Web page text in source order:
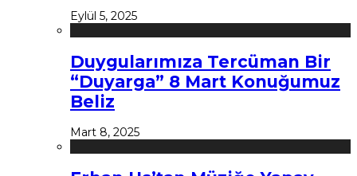
Eylül 5, 2025
Duygularımıza Tercüman Bir
“Duyarga” 8 Mart Konuğumuz
Beliz
Mart 8, 2025